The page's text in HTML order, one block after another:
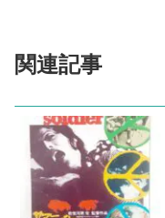
関連記事